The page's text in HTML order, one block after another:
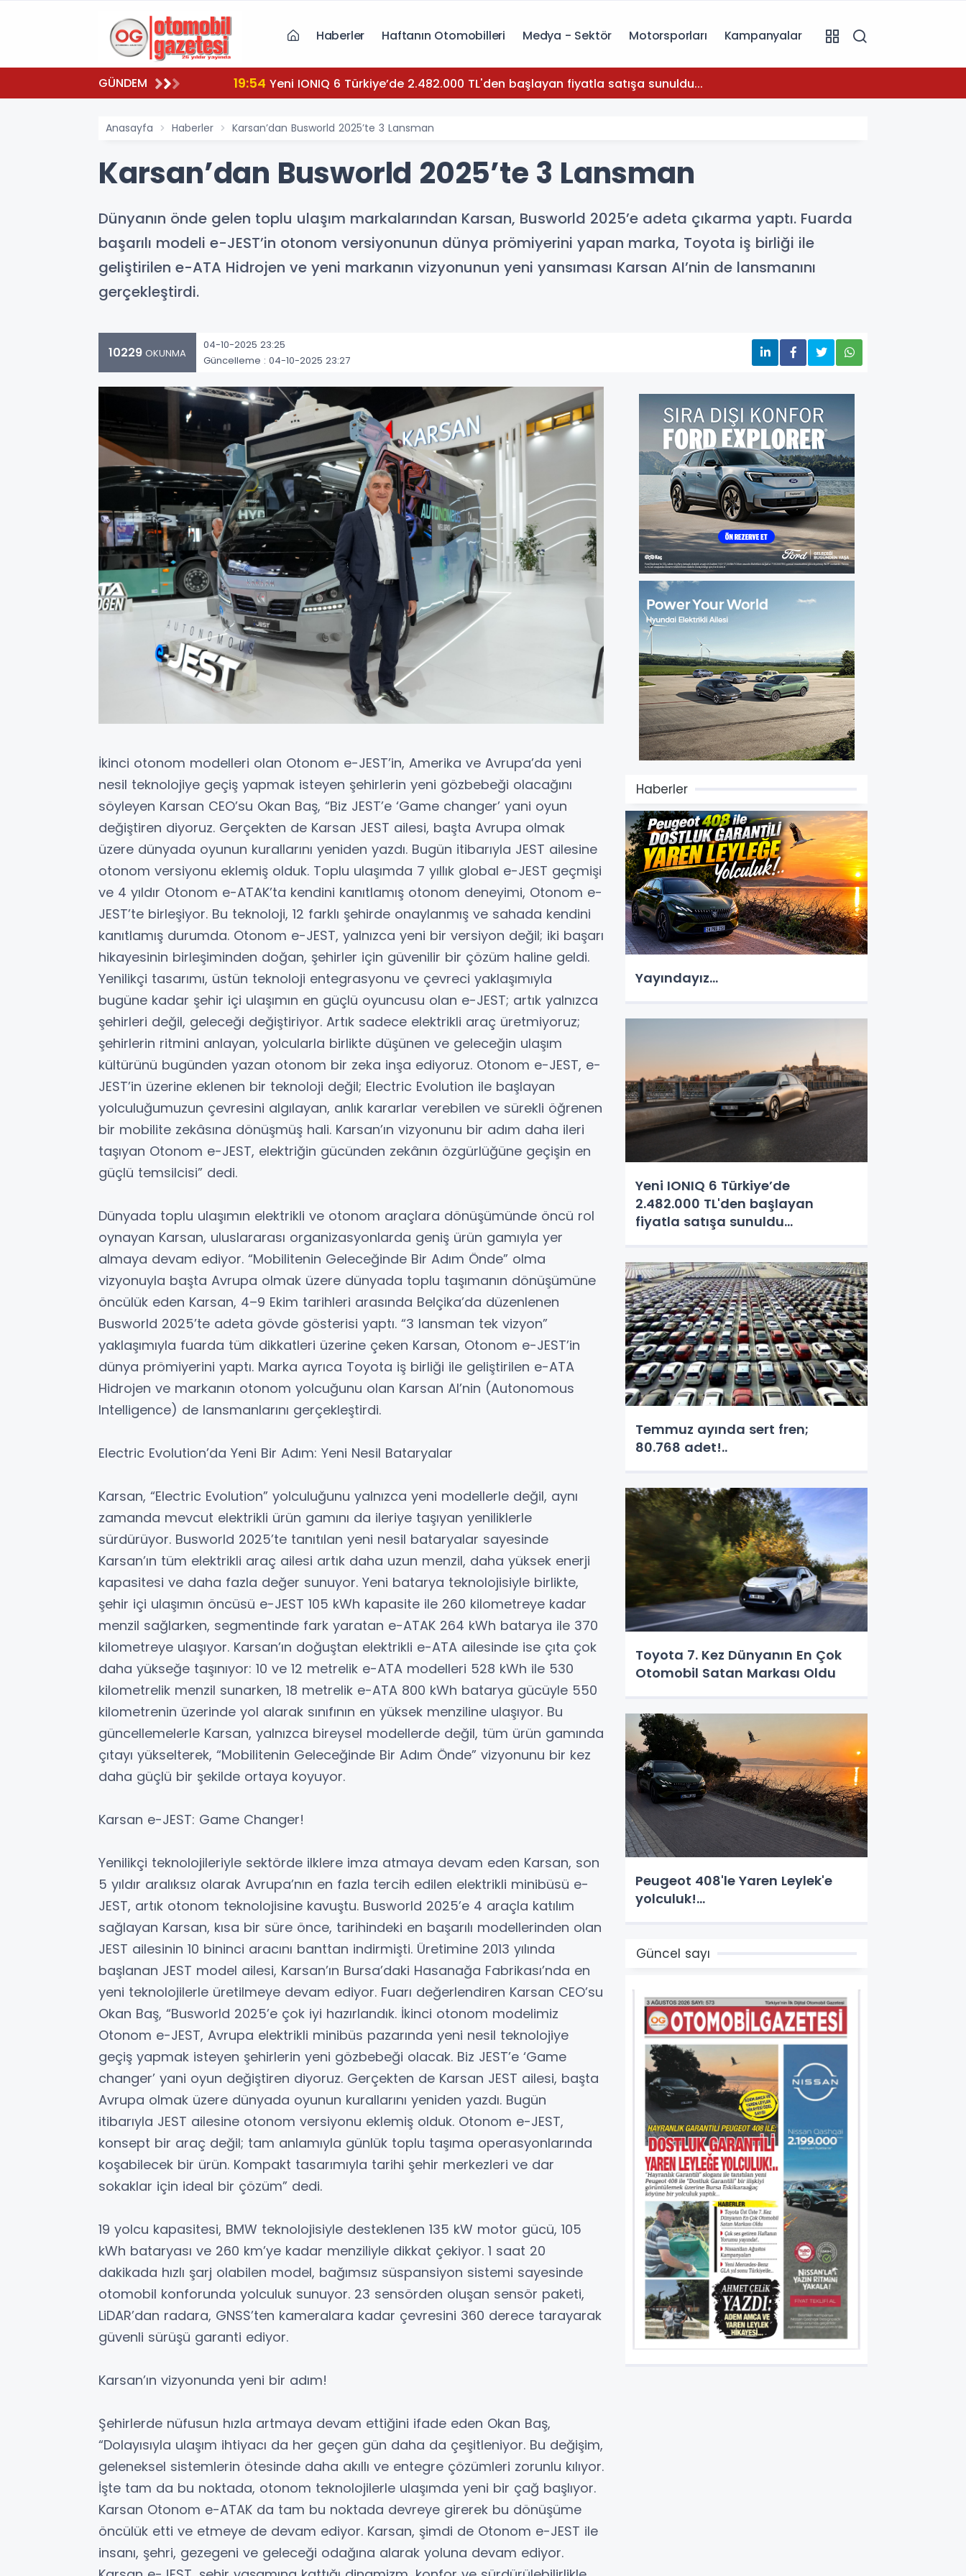
Haberler Haftanın Otomobilleri Medya - Sektör Motorsporları Kampanyalar
GÜNDEM 19:54 Yeni IONIQ 6 Türkiye’de 2.482.000 TL'den başlayan fiyatla satışa sunuldu...
Anasayfa Haberler Karsan’dan Busworld 2025’te 3 Lansman
Karsan’dan Busworld 2025’te 3 Lansman
Dünyanın önde gelen toplu ulaşım markalarından Karsan, Busworld 2025’e adeta çıkarma yaptı. Fuarda
başarılı modeli e-JEST’in otonom versiyonunun dünya prömiyerini yapan marka, Toyota iş birliği ile
geliştirilen e-ATA Hidrojen ve yeni markanın vizyonunun yeni yansıması Karsan AI’nin de lansmanını
gerçekleştirdi.
10229 OKUNMA
04-10-2025 23:25
Güncelleme : 04-10-2025 23:27
İkinci otonom modelleri olan Otonom e-JEST’in, Amerika ve Avrupa’da yeni
nesil teknolojiye geçiş yapmak isteyen şehirlerin yeni gözbebeği olacağını
söyleyen Karsan CEO’su Okan Baş, “Biz JEST’e ‘Game changer’ yani oyun
değiştiren diyoruz. Gerçekten de Karsan JEST ailesi, başta Avrupa olmak
üzere dünyada oyunun kurallarını yeniden yazdı. Bugün itibarıyla JEST ailesine
otonom versiyonu eklemiş olduk. Toplu ulaşımda 7 yıllık global e-JEST geçmişi
ve 4 yıldır Otonom e-ATAK’ta kendini kanıtlamış otonom deneyimi, Otonom e-
JEST’te birleşiyor. Bu teknoloji, 12 farklı şehirde onaylanmış ve sahada kendini
kanıtlamış durumda. Otonom e-JEST, yalnızca yeni bir versiyon değil; iki başarı
hikayesinin birleşiminden doğan, şehirler için güvenilir bir çözüm haline geldi.
Yenilikçi tasarımı, üstün teknoloji entegrasyonu ve çevreci yaklaşımıyla
bugüne kadar şehir içi ulaşımın en güçlü oyuncusu olan e-JEST; artık yalnızca
şehirleri değil, geleceği değiştiriyor. Artık sadece elektrikli araç üretmiyoruz;
şehirlerin ritmini anlayan, yolcularla birlikte düşünen ve geleceğin ulaşım
kültürünü bugünden yazan otonom bir zeka inşa ediyoruz. Otonom e-JEST, e-
JEST’in üzerine eklenen bir teknoloji değil; Electric Evolution ile başlayan
yolculuğumuzun çevresini algılayan, anlık kararlar verebilen ve sürekli öğrenen
bir mobilite zekâsına dönüşmüş hali. Karsan’ın vizyonunu bir adım daha ileri
taşıyan Otonom e-JEST, elektriğin gücünden zekânın özgürlüğüne geçişin en
güçlü temsilcisi” dedi.
Dünyada toplu ulaşımın elektrikli ve otonom araçlara dönüşümünde öncü rol
oynayan Karsan, uluslararası organizasyonlarda geniş ürün gamıyla yer
almaya devam ediyor. “Mobilitenin Geleceğinde Bir Adım Önde” olma
vizyonuyla başta Avrupa olmak üzere dünyada toplu taşımanın dönüşümüne
öncülük eden Karsan, 4–9 Ekim tarihleri arasında Belçika’da düzenlenen
Busworld 2025’te adeta gövde gösterisi yaptı. “3 lansman tek vizyon”
yaklaşımıyla fuarda tüm dikkatleri üzerine çeken Karsan, Otonom e-JEST’in
dünya prömiyerini yaptı. Marka ayrıca Toyota iş birliği ile geliştirilen e-ATA
Hidrojen ve markanın otonom yolcuğunu olan Karsan AI’nin (Autonomous
Intelligence) de lansmanlarını gerçekleştirdi.
Electric Evolution’da Yeni Bir Adım: Yeni Nesil Bataryalar
Karsan, “Electric Evolution” yolculuğunu yalnızca yeni modellerle değil, aynı
zamanda mevcut elektrikli ürün gamını da ileriye taşıyan yeniliklerle
sürdürüyor. Busworld 2025’te tanıtılan yeni nesil bataryalar sayesinde
Karsan’ın tüm elektrikli araç ailesi artık daha uzun menzil, daha yüksek enerji
kapasitesi ve daha fazla değer sunuyor. Yeni batarya teknolojisiyle birlikte,
şehir içi ulaşımın öncüsü e-JEST 105 kWh kapasite ile 260 kilometreye kadar
menzil sağlarken, segmentinde fark yaratan e-ATAK 264 kWh batarya ile 370
kilometreye ulaşıyor. Karsan’ın doğuştan elektrikli e-ATA ailesinde ise çıta çok
daha yükseğe taşınıyor: 10 ve 12 metrelik e-ATA modelleri 528 kWh ile 530
kilometrelik menzil sunarken, 18 metrelik e-ATA 800 kWh batarya gücüyle 550
kilometrenin üzerinde yol alarak sınıfının en yüksek menziline ulaşıyor. Bu
güncellemelerle Karsan, yalnızca bireysel modellerde değil, tüm ürün gamında
çıtayı yükselterek, “Mobilitenin Geleceğinde Bir Adım Önde” vizyonunu bir kez
daha güçlü bir şekilde ortaya koyuyor.
Karsan e-JEST: Game Changer!
Yenilikçi teknolojileriyle sektörde ilklere imza atmaya devam eden Karsan, son
5 yıldır aralıksız olarak Avrupa’nın en fazla tercih edilen elektrikli minibüsü e-
JEST, artık otonom teknolojisine kavuştu. Busworld 2025’e 4 araçla katılım
sağlayan Karsan, kısa bir süre önce, tarihindeki en başarılı modellerinden olan
JEST ailesinin 10 bininci aracını banttan indirmişti. Üretimine 2013 yılında
başlanan JEST model ailesi, Karsan’ın Bursa’daki Hasanağa Fabrikası’nda en
yeni teknolojilerle üretilmeye devam ediyor. Fuarı değerlendiren Karsan CEO’su
Okan Baş, “Busworld 2025’e çok iyi hazırlandık. İkinci otonom modelimiz
Otonom e-JEST, Avrupa elektrikli minibüs pazarında yeni nesil teknolojiye
geçiş yapmak isteyen şehirlerin yeni gözbebeği olacak. Biz JEST’e ‘Game
changer’ yani oyun değiştiren diyoruz. Gerçekten de Karsan JEST ailesi, başta
Avrupa olmak üzere dünyada oyunun kurallarını yeniden yazdı. Bugün
itibarıyla JEST ailesine otonom versiyonu eklemiş olduk. Otonom e-JEST,
konsept bir araç değil; tam anlamıyla günlük toplu taşıma operasyonlarında
koşabilecek bir ürün. Kompakt tasarımıyla tarihi şehir merkezleri ve dar
sokaklar için ideal bir çözüm” dedi.
19 yolcu kapasitesi, BMW teknolojisiyle desteklenen 135 kW motor gücü, 105
kWh bataryası ve 260 km’ye kadar menziliyle dikkat çekiyor. 1 saat 20
dakikada hızlı şarj olabilen model, bağımsız süspansiyon sistemi sayesinde
otomobil konforunda yolculuk sunuyor. 23 sensörden oluşan sensör paketi,
LiDAR’dan radara, GNSS’ten kameralara kadar çevresini 360 derece tarayarak
güvenli sürüşü garanti ediyor.
Karsan’ın vizyonunda yeni bir adım!
Şehirlerde nüfusun hızla artmaya devam ettiğini ifade eden Okan Baş,
“Dolayısıyla ulaşım ihtiyacı da her geçen gün daha da çeşitleniyor. Bu değişim,
geleneksel sistemlerin ötesinde daha akıllı ve entegre çözümleri zorunlu kılıyor.
İşte tam da bu noktada, otonom teknolojilerle ulaşımda yeni bir çağ başlıyor.
Karsan Otonom e-ATAK da tam bu noktada devreye girerek bu dönüşüme
öncülük etti ve etmeye de devam ediyor. Karsan, şimdi de Otonom e-JEST ile
insanı, şehri, gezegeni ve geleceği odağına alarak yoluna devam ediyor.
Haberler
Yayındayız...
Yeni IONIQ 6 Türkiye’de
2.482.000 TL'den başlayan
fiyatla satışa sunuldu...
Temmuz ayında sert fren;
80.768 adet!..
Toyota 7. Kez Dünyanın En Çok
Otomobil Satan Markası Oldu
Peugeot 408'le Yaren Leylek'e
yolculuk!...
Güncel sayı